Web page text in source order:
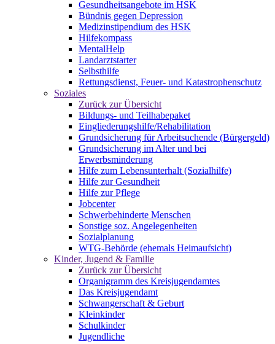
Gesundheitsangebote im HSK
Bündnis gegen Depression
Medizinstipendium des HSK
Hilfekompass
MentalHelp
Landarztstarter
Selbsthilfe
Rettungsdienst, Feuer- und Katastrophenschutz
Soziales
Zurück zur Übersicht
Bildungs- und Teilhabepaket
Eingliederungshilfe/Rehabilitation
Grundsicherung für Arbeitsuchende (Bürgergeld)
Grundsicherung im Alter und bei
Erwerbsminderung
Hilfe zum Lebensunterhalt (Sozialhilfe)
Hilfe zur Gesundheit
Hilfe zur Pflege
Jobcenter
Schwerbehinderte Menschen
Sonstige soz. Angelegenheiten
Sozialplanung
WTG-Behörde (ehemals Heimaufsicht)
Kinder, Jugend & Familie
Zurück zur Übersicht
Organigramm des Kreisjugendamtes
Das Kreisjugendamt
Schwangerschaft & Geburt
Kleinkinder
Schulkinder
Jugendliche